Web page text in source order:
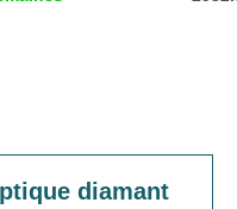
diamant